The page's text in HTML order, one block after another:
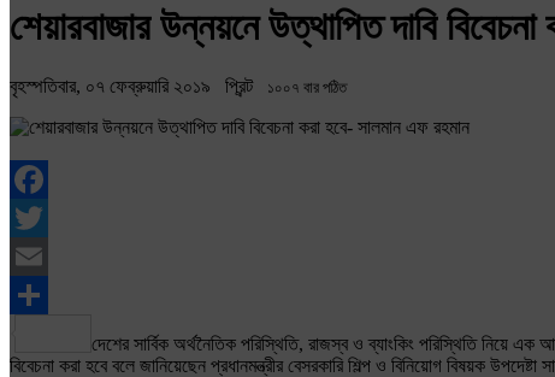
শেয়ারবাজার উন্নয়নে উত্থাপিত দাবি
বৃহস্পতিবার, ০৭ ফেব্রুয়ারি ২০১৯ প্রিন্ট ১০০৭ বার পঠিত
Facebook
Twitter
Email
দেশের সার্বিক অর্থনৈতিক পরিস্থিতি, রাজস্ব ও ব্যাংকিং পরিস্থিতি নিয়ে
বিবেচনা করা হবে বলে জানিয়েছেন প্রধানমন্ত্রীর বেসরকারি শিল্প ও বিনিয়োগ বিষয়ক